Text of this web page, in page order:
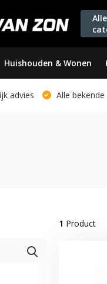
Alle
Huishouden & Wonen
advies Alle
1 Product